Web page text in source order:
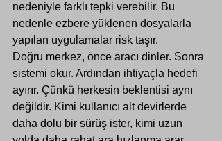
nedeniyle farklı tepki verebilir. Bu
nedenle ezbere yüklenen dosyalarla
yapılan uygulamalar risk taşır.
Doğru merkez, önce aracı dinler. Sonra
sistemi okur. Ardından ihtiyaçla hedefi
ayırır. Çünkü herkesin beklentisi aynı
değildir. Kimi kullanıcı alt devirlerde
daha dolu bir sürüş ister, kimi uzun